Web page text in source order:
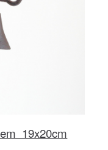
19x20cm